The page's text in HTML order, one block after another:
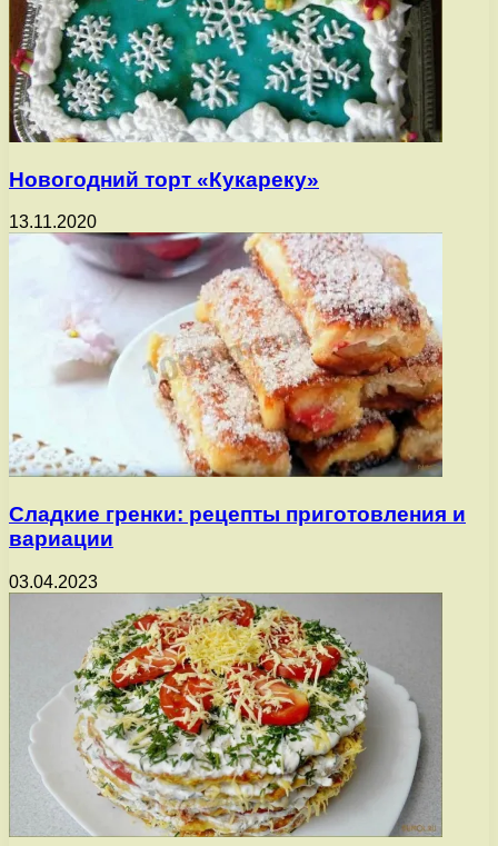
Новогодний торт «Кукареку»
13.11.2020
Сладкие гренки: рецепты приготовления и
вариации
03.04.2023